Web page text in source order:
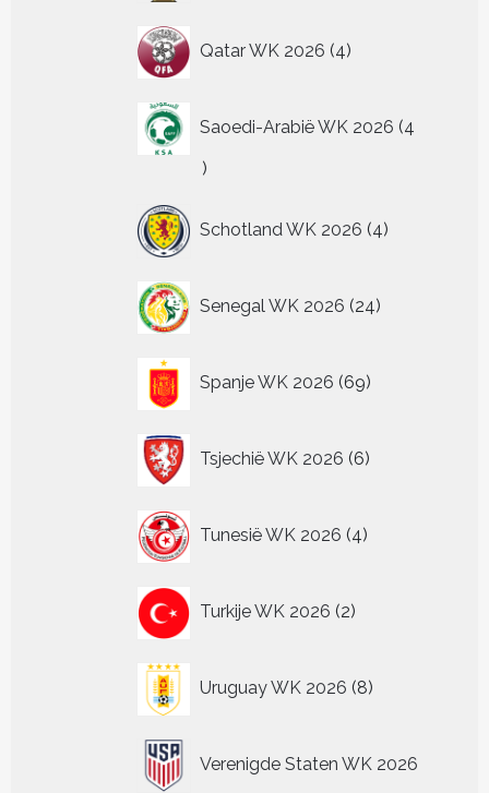
Qatar WK 2026 4
producten
Saoedi-Arabië WK 2026 4
4
Schotland WK 2026 4
producten
Senegal WK 2026 24
producten
Spanje WK 2026 69
producten
Tsjechië WK 2026 6
producten
Tunesië WK 2026 4
producten
Turkije WK 2026 2
producten
Uruguay WK 2026 8
producten
Verenigde Staten WK 2026